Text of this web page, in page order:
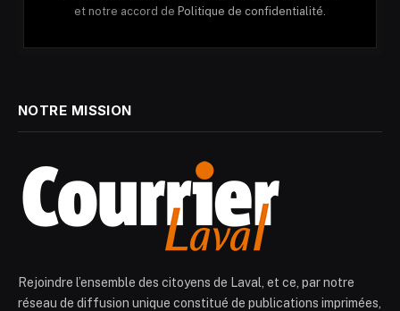
et notre accord de Politique de confidentialité.
NOTRE MISSION
Rejoindre l’ensemble des citoyens de Laval, et ce, par notre
réseau de diffusion unique constitué de publications imprimées,